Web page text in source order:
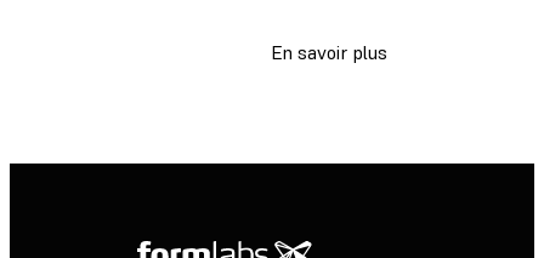
En savoir plus